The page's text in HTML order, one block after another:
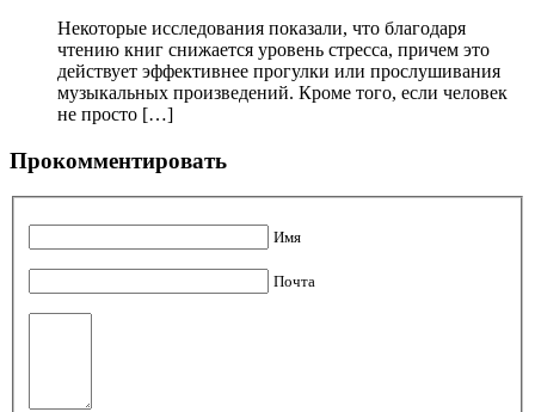
Некоторые исследования показали, что благодаря
чтению книг снижается уровень стресса, причем это
действует эффективнее прогулки или прослушивания
музыкальных произведений. Кроме того, если человек
не просто […]
Прокомментировать
Имя
Почта